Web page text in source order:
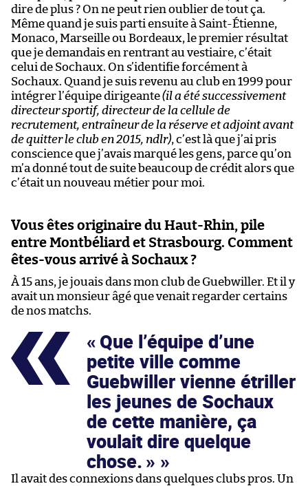
dire de plus ? On ne peut rien oublier de tout ça.
Même quand je suis parti ensuite à Saint-Étienne,
Monaco, Marseille ou Bordeaux, le premier résultat
que je demandais en rentrant au vestiaire, c’était
celui de Sochaux. On s’identifie forcément à
Sochaux. Quand je suis revenu au club en 1999 pour
intégrer l’équipe dirigeante(il a été successivement
directeur sportif, directeur de la cellule de
recrutement, entraîneur de la réserve et adjoint avant
de quitter le club en 2015, ndlr), c’est là que j’ai pris
conscience que j’avais marqué les gens, parce qu’on
m’a donné tout de suite beaucoup de crédit alors que
c’était un nouveau métier pour moi.
Vous êtes originaire du Haut-Rhin, pile
entre Montbéliard et Strasbourg. Comment
êtes-vous arrivé à Sochaux ?
À 15 ans, je jouais dans mon club de Guebwiller. Et il y
avait un monsieur âgé que venait regarder certains
de nos matchs.
« Que l’équipe d’une
petite ville comme
Guebwiller vienne étriller
les jeunes de Sochaux
de cette manière, ça
voulait dire quelque
chose. »
Il avait des connexions dans quelques clubs pros. Un